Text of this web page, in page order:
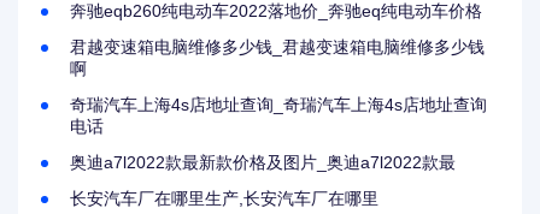
奔驰eqb260纯电动车2022落地价_奔驰eq纯电动车价格
君越变速箱电脑维修多少钱_君越变速箱电脑维修多少钱
啊
奇瑞汽车上海4s店地址查询_奇瑞汽车上海4s店地址查询
电话
奥迪a7l2022款最新款价格及图片_奥迪a7l2022款最
长安汽车厂在哪里生产,长安汽车厂在哪里